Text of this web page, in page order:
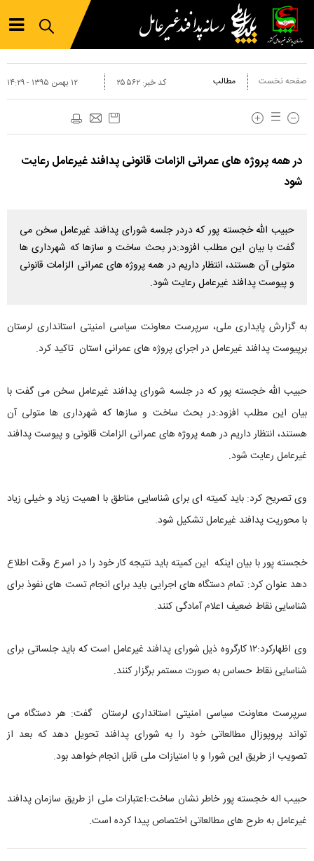
صفحه نخست مطالب ۱۲ بهمن ۱۳۹۵ - ۱۴:۲۹ کد خبر: ۲۵۵۶۲
در همه پروژه های عمرانی الزامات قانونی پدافند غیرعامل رعایت
شود
حبیب الله خجسته پور که دردر جلسه شورای پدافند غیرعامل سخن می
گفت با بیان این مطلب افزود:در بحث ساخت و سازها که شهرداری ها
متولی آن هستند، انتظار داریم در همه پروژه های عمرانی الزامات قانونی
و پیوست پدافند غیرعامل رعایت شود.
به گزارش پایداری ملی، سرپرست معاونت سیاسی امنیتی استانداری لرستان
برپیوست پدافند غیرعامل در اجرای پروژه های عمرانی استان تاکید کرد.
حبیب الله خجسته پور که در جلسه شورای پدافند غیرعامل سخن می گفت با
بیان این مطلب افزود:در بحث ساخت و سازها که شهرداری ها متولی آن
هستند، انتظار داریم در همه پروژه های عمرانی الزامات قانونی و پیوست پدافند
غیرعامل رعایت شود.
وی تصریح کرد: باید کمیته ای برای شناسایی مناطق با اهمیت زیاد و خیلی زیاد
با محوریت پدافند غیرعامل تشکیل شود.
خجسته پور با بیان اینکه این کمیته باید نتیجه کار خود را در اسرع وقت اطلاع
دهد عنوان کرد: تمام دستگاه های اجرایی باید برای انجام تست های نفوذ برای
شناسایی نقاط ضعیف اعلام آمادگی کنند.
وی اظهارکرد:۱۲ کارگروه ذیل شورای پدافند غیرعامل است که باید جلساتی برای
شناسایی نقاط حساس به صورت مستمر برگزار کنند.
سرپرست معاونت سیاسی امنیتی استانداری لرستان گفت: هر دستگاه می
تواند پروپوزال مطالعاتی خود را به شورای پدافند تحویل دهد که بعد از
تصویب از طریق این شورا و با امتیازات ملی قابل انجام خواهد بود.
حبیب اله خجسته پور خاطر نشان ساخت:اعتبارات ملی از طریق سازمان پدافند
غیرعامل به طرح های مطالعاتی اختصاص پیدا کرده است.